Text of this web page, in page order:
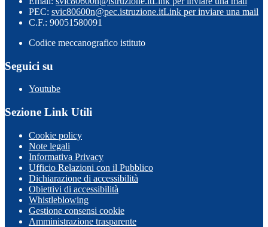
PEC: svic80600n@pec.istruzione.itLink per inviare una mail
C.F.: 90051580091
Codice meccanografico istituto
Seguici su
Youtube
Sezione Link Utili
Cookie policy
Note legali
Informativa Privacy
Ufficio Relazioni con il Pubblico
Dichiarazione di accessibilità
Obiettivi di accessibilità
Whistleblowing
Gestione consensi cookie
Amministrazione trasparente